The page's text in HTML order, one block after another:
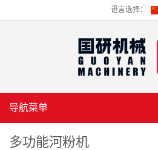
语言选择：
导航菜单
多功能河粉机